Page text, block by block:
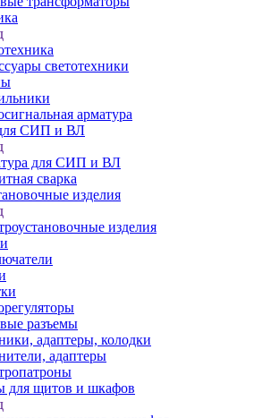
светотехники
арматура
СИП и ВЛ
для СИП и ВЛ
сварка
изделия
изделия
разъемы
адаптеры, колодки
адаптеры
для щитов и шкафов